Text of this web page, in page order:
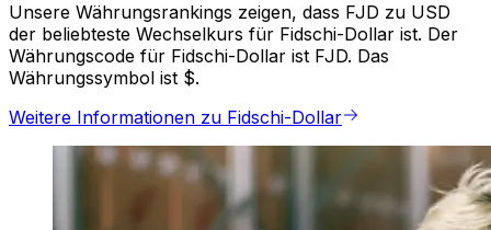
Unsere Währungsrankings zeigen, dass FJD zu USD
der beliebteste Wechselkurs für Fidschi-Dollar ist. Der
Währungscode für Fidschi-Dollar ist FJD. Das
Währungssymbol ist $.
Weitere Informationen zu Fidschi-Dollar